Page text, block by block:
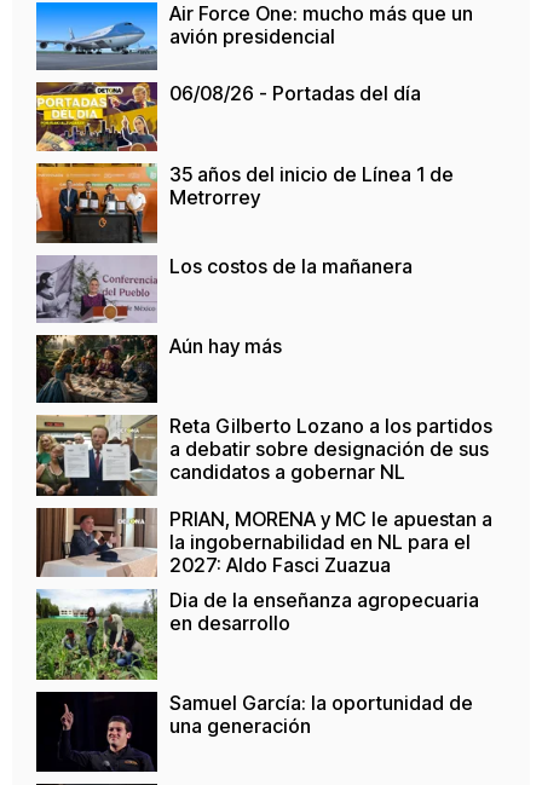
Air Force One: mucho más que un
avión presidencial
06/08/26 - Portadas del día
35 años del inicio de Línea 1 de
Metrorrey
Los costos de la mañanera
Aún hay más
Reta Gilberto Lozano a los partidos
a debatir sobre designación de sus
candidatos a gobernar NL
PRIAN, MORENA y MC le apuestan a
la ingobernabilidad en NL para el
2027: Aldo Fasci Zuazua
Dia de la enseñanza agropecuaria
en desarrollo
Samuel García: la oportunidad de
una generación